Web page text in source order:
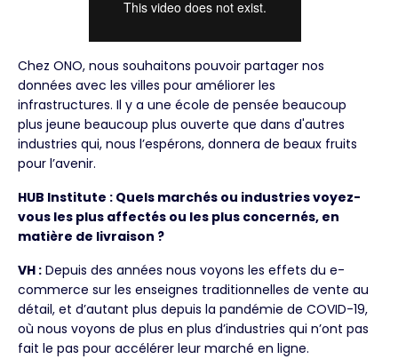
Chez ONO, nous souhaitons pouvoir partager nos
données avec les villes pour améliorer les
infrastructures. Il y a une école de pensée beaucoup
plus jeune beaucoup plus ouverte que dans d'autres
industries qui, nous l’espérons, donnera de beaux fruits
pour l’avenir.
HUB Institute : Quels marchés ou industries voyez-
vous les plus affectés ou les plus concernés, en
matière de livraison ?
VH : Depuis des années nous voyons les effets du e-
commerce sur les enseignes traditionnelles de vente au
détail, et d’autant plus depuis la pandémie de COVID-19,
où nous voyons de plus en plus d’industries qui n’ont pas
fait le pas pour accélérer leur marché en ligne.